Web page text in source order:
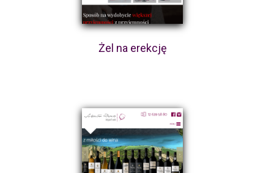
Żel na erekcję